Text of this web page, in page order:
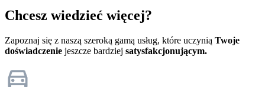
Chcesz wiedzieć więcej?
Zapoznaj się z naszą szeroką gamą usług, które uczynią Twoje
doświadczenie jeszcze bardziej satysfakcjonującym.